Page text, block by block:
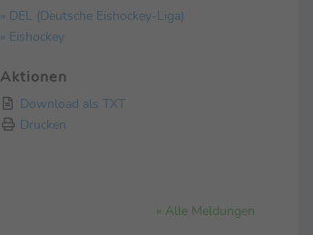
» DEL (Deutsche Eishockey-Liga)
» Eishockey
Aktionen
Download als TXT
Drucken
» Alle Meldungen